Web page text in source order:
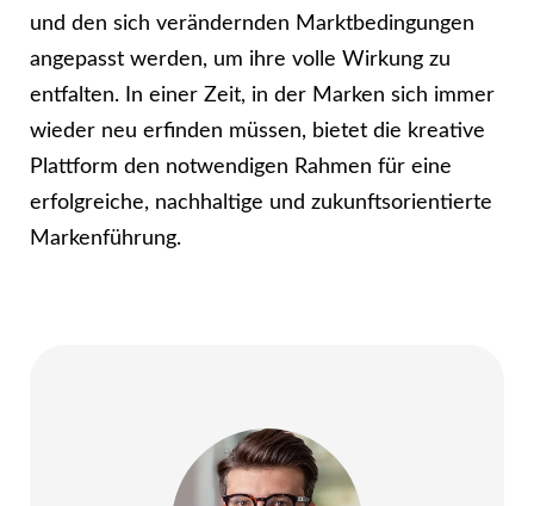
und den sich verändernden Marktbedingungen
angepasst werden, um ihre volle Wirkung zu
entfalten. In einer Zeit, in der Marken sich immer
wieder neu erfinden müssen, bietet die kreative
Plattform den notwendigen Rahmen für eine
erfolgreiche, nachhaltige und zukunftsorientierte
Markenführung.